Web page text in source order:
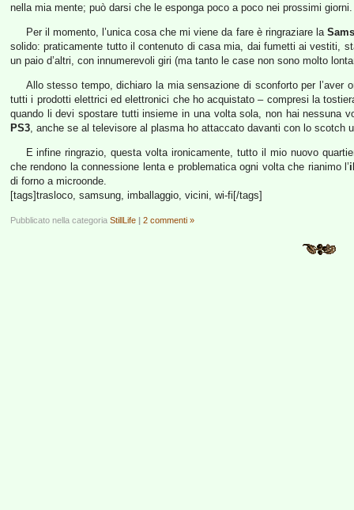
nella mia mente; può darsi che le esponga poco a poco nei prossimi giorni.
Per il momento, l’unica cosa che mi viene da fare è ringraziare la
solido: praticamente tutto il contenuto di casa mia, dai fumetti ai vestiti,
un paio d’altri, con innumerevoli giri (ma tanto le case non sono molto
Allo stesso tempo, dichiaro la mia sensazione di sconforto per l’aver
tutti i prodotti elettrici ed elettronici che ho acquistato – compresi la
quando li devi spostare tutti insieme in una volta sola, non hai nessuna
PS3, anche se al televisore al plasma ho attaccato davanti con lo scotch
E infine ringrazio, questa volta ironicamente, tutto il mio nuovo
che rendono la connessione lenta e problematica ogni volta che rianimo l’
di forno a microonde.
[tags]trasloco, samsung, imballaggio, vicini, wi-fi[/tags]
Pubblicato nella categoria StillLife | 2 commenti »